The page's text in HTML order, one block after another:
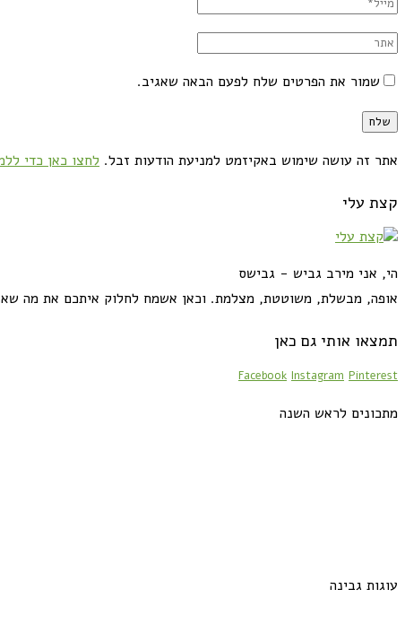
שמור את הפרטים שלח לפעם הבאה שאגיב.
אתר זה עושה שימוש באקיזמט למניעת הודעות זבל. לחצו כאן כדי
קצת עלי
הי, אני מירב גביש - גבישס
אופה, מבשלת, משוטטת, מצלמת. וכאן אשמח לחלוק איתכם את מה
תמצאו אותי גם כאן
Facebook Instagram Pinterest
מתכונים לראש השנה
עוגות גבינה